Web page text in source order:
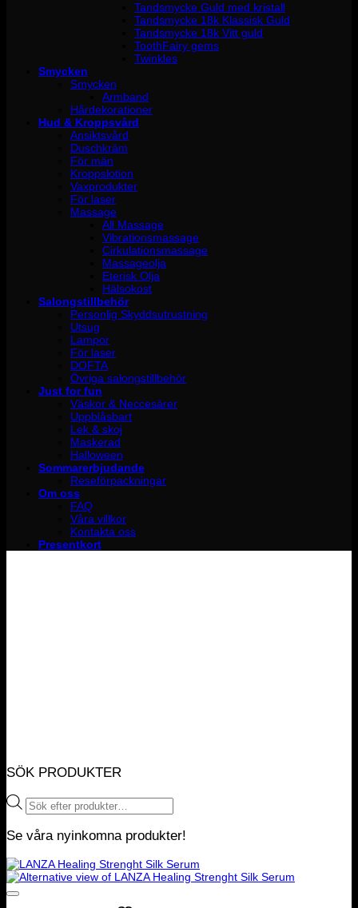
Tandsmycke Guld med kristall
Tandsmycke 18k Klassisk Guld
Tandsmycke 18k Vitt guld
ToothFairy gems
Twinkles
Smycken
Smycken
Armband
Hårdekorationer
Hud & Kroppsvård
Ansiktsvård
Duschkräm
För män
Kroppslotion
Vaxprodukter
För laser
Massage
All Massage
Vibrationsmassage
Cirkulationsmassage
Massageolja
Eterisk Olja
Hälsokost
Salongstillbehör
Personlig Skyddsutrustning
Utsug
Lampor
För laser
DOFTA
Övriga salongstillbehör
Just for fun
Väskor & Neccesärer
Uppblåsbart
Lek & skoj
Maskerad
Halloween
Sommarerbjudande
Reseförpackningar
Om oss
FAQ
Våra villkor
Kontakta oss
Presentkort
SÖK PRODUKTER
Products
search
Se våra nyinkomna produkter!